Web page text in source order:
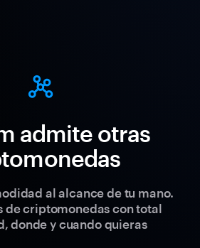
admite otras
al alcance de tu mano.
de criptomonedas con total
donde y cuando quieras